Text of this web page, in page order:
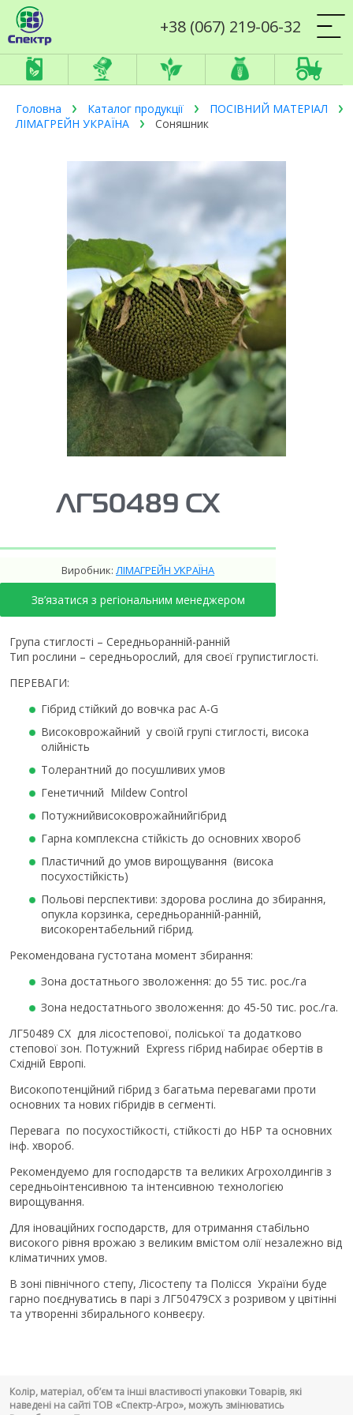
+38 (067) 219-06-32
Головна Каталог продукції
ПОСІВНИЙ МАТЕРІАЛ
ЛІМАГРЕЙН УКРАЇНА
Соняшник
ЛГ50489 СX
Виробник: ЛІМАГРЕЙН УКРАЇНА
Зв’язатися з регіональним менеджером
Група стиглості – Середньоранній-ранній
Тип рослини – середньорослий, для своєї групистиглості.
ПЕРЕВАГИ:
Гібрид стійкий до вовчка рас А-G
Високоврожайний у своїй групі стиглості, висока
олійність
Толерантний до посушливих умов
Генетичний Mildew Control
Потужнийвисоковрожайнийгібрид
Гарна комплексна стійкість до основних хвороб
Пластичний до умов вирощування (висока
посухостійкість)
Польові перспективи: здорова рослина до збирання,
опукла корзинка, середньоранній-ранній,
високорентабельний гібрид.
Рекомендована густотана момент збирання:
Зона достатнього зволоження: до 55 тис. рос./га
Зона недостатнього зволоження: до 45-50 тис. рос./га.
ЛГ50489 СX для лісостепової, поліської та додатково
степової зон. Потужний Express гібрид набирає обертів в
Східній Европі.
Високопотенційний гібрид з багатьма перевагами проти
основних та нових гібридів в сегменті.
Перевага по посухостійкості, стійкості до НБР та основних
інф. хвороб.
Рекомендуемо для господарств та великих Агрохолдингів з
середньоінтенсивною та інтенсивною технологією
вирощування.
Для іноваційних господарств, для отримання стабільно
високого рівня врожаю з великим вмістом олії незалежно від
кліматичних умов.
В зоні північного степу, Лісостепу та Полісся України буде
гарно поєднуватись в парі з ЛГ50479СX з розривом у цвітінні
та утворенні збирального конвеєру.
Колір, матеріал, об’єм та інші властивості упаковки Товарів, які
наведені на сайті ТОВ «Спектр-Агро», можуть змінюватись